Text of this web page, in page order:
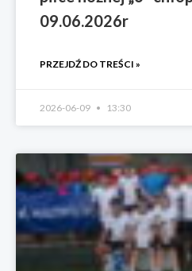
09.06.2026r
PRZEJDŹ DO TREŚCI »
2026-06-09 13:30